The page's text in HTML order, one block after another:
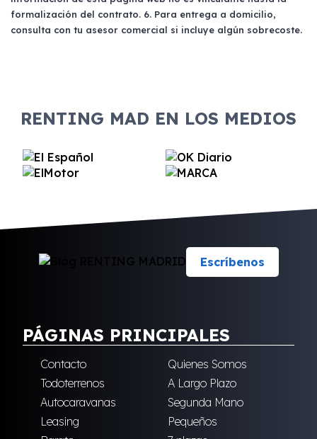
estando en dichas listas, puede ser posible
contratar un renting si se cumplen otros
formalización del contrato. 6. Para entrega a domicilio,
consulta con tu asesor comercial si incluye algún sobrecoste.
RENTING MAD EN LOS MEDIOS
Escríbenos
PÁGINAS PRINCIPALES
Contacto
Quienes Somos
Todoterrenos
A Largo Plazo
Autocaravanas
Segunda Mano
Leasing
Pequeños